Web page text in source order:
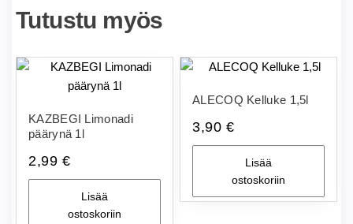
Tutustu myös
KAZBEGI Limonadi
päärynä 1l
2,99 €
Lisää
ostoskoriin
ALECOQ Kelluke 1,5l
3,90 €
Lisää
ostoskoriin